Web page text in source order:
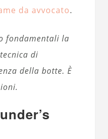
da avvocato.
fondamentali la
di
della botte. È